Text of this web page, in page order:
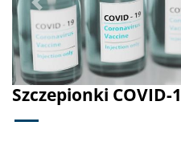
Szczepionki
Poprzednie